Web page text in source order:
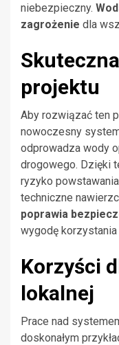
niebezpieczny.
zagrożenie dla
projektu
Aby rozwiązać ten
nowoczesny
odprowadza wody
drogowego. Dzięki
ryzyko
techniczne
poprawia
wygodę korzystania
Korzyści
lokalnej
Prace nad
doskonałym